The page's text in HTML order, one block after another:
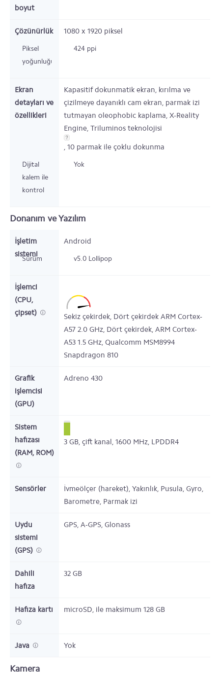
boyut
Çözünürlük 1080 x 1920 piksel
Piksel
yoğunluğu
424 ppi
Ekran
detayları ve
özellikleri
Kapasitif dokunmatik ekran, kırılma ve
çizilmeye dayanıklı cam ekran, parmak izi
tutmayan oleophobic kaplama, X-Reality
Engine, Triluminos teknolojisi
, 10 parmak ile çoklu dokunma
Dijital
kalem ile
kontrol
Yok
Donanım ve Yazılım
İşletim
sistemi
Android
Sürüm v5.0 Lollipop
İşlemci
(CPU,
çipset)
Sekiz çekirdek, Dört çekirdek ARM Cortex-
A57 2.0 GHz, Dört çekirdek, ARM Cortex-
A53 1.5 GHz, Qualcomm MSM8994
Snapdragon 810
Grafik
işlemcisi
(GPU)
Adreno 430
Sistem
hafızası
(RAM, ROM)
3 GB, çift kanal, 1600 MHz, LPDDR4
Sensörler
İvmeölçer (hareket), Yakınlık, Pusula, Gyro,
Barometre, Parmak izi
Uydu
sistemi
(GPS)
GPS, A-GPS, Glonass
Dahili
hafıza
32 GB
Hafıza kartı microSD, ile maksimum 128 GB
Java Yok
Kamera